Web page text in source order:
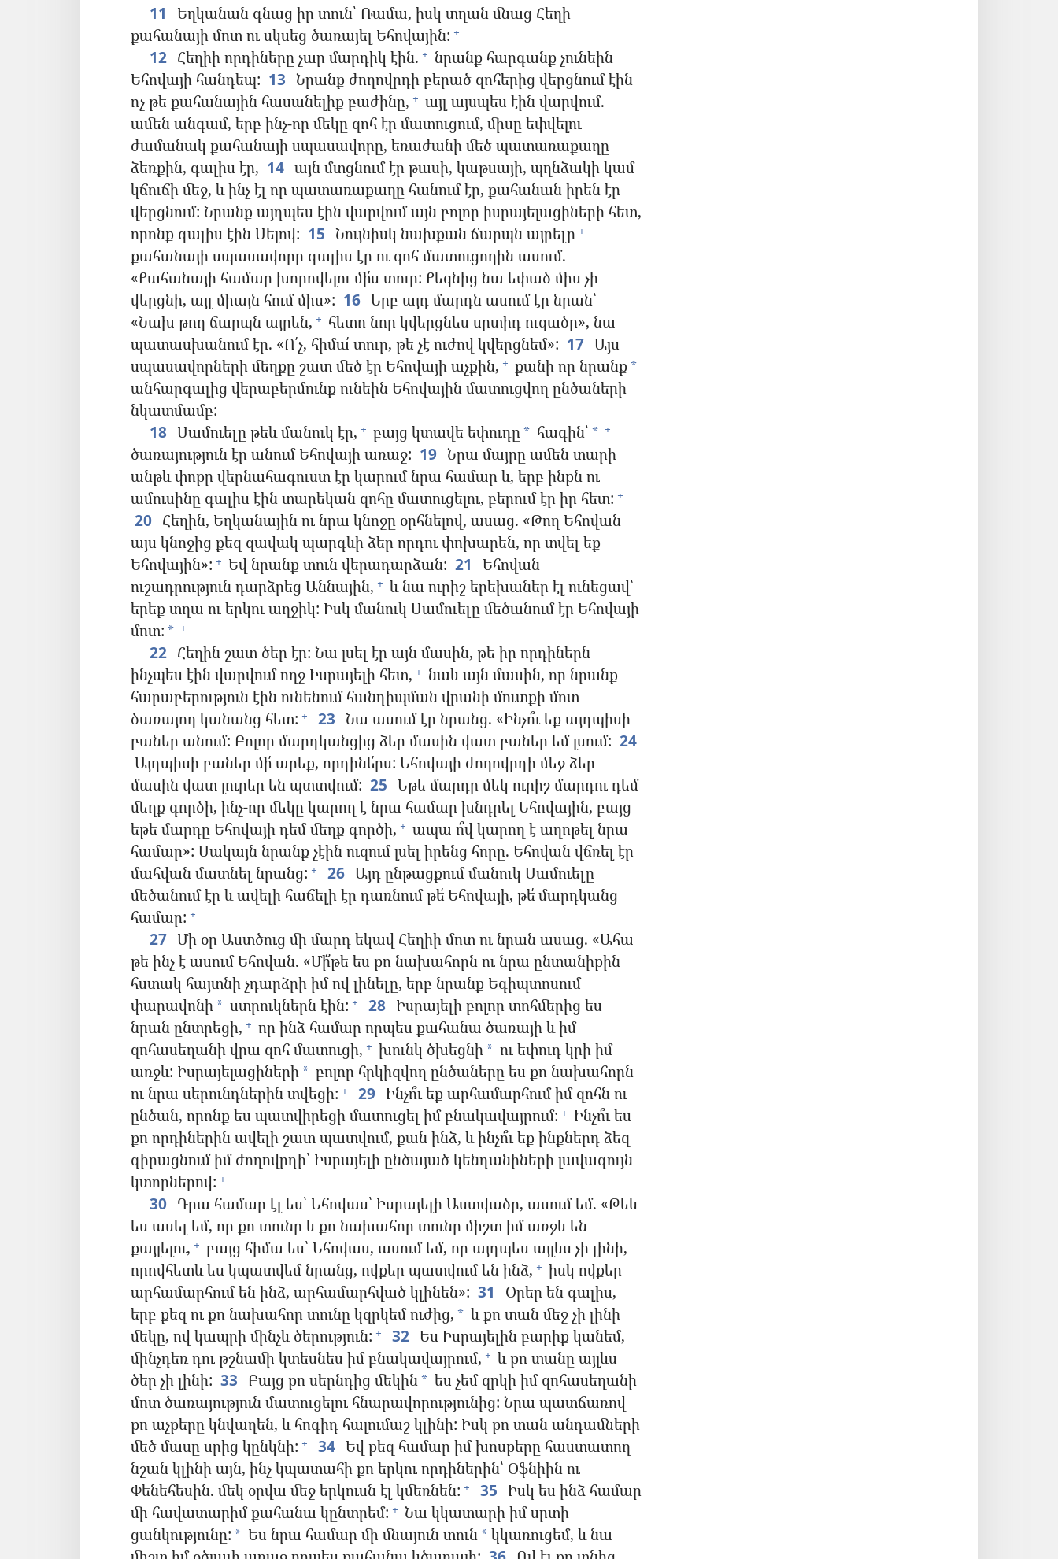
11
Եղկանան գնաց իր տուն՝ Ռամա, իսկ տղան մնաց Հեղի
քահանայի մոտ ու սկսեց ծառայել Եհովային: +
12 Հեղիի որդիները չար մարդիկ էին. + նրանք հարգանք չունեին
Եհովայի հանդեպ: 13 Նրանք ժողովրդի բերած զոհերից վերցնում էին
ոչ թե քահանային հասանելիք բաժինը, + այլ այսպես էին վարվում.
ամեն անգամ, երբ ինչ-որ մեկը զոհ էր մատուցում, միսը եփվելու
ժամանակ քահանայի սպասավորը, եռաժանի մեծ պատառաքաղը
ձեռքին, գալիս էր, 14 այն մտցնում էր թասի, կաթսայի, պղնձակի կամ
կճուճի մեջ, և ինչ էլ որ պատառաքաղը հանում էր, քահանան իրեն էր
վերցնում: Նրանք այդպես էին վարվում այն բոլոր իսրայելացիների հետ,
որոնք գալիս էին Սելով: 15 Նույնիսկ նախքան ճարպն այրելը +
քահանայի սպասավորը գալիս էր ու զոհ մատուցողին ասում.
«Քահանայի համար խորովելու մի՛ս տուր: Քեզնից նա եփած միս չի
վերցնի, այլ միայն հում միս»: 16 Երբ այդ մարդն ասում էր նրան՝
«Նախ թող ճարպն այրեն, + հետո նոր կվերցնես սրտիդ ուզածը», նա
պատասխանում էր. «Ո՛չ, հիմա՛ տուր, թե չէ ուժով կվերցնեմ»: 17 Այս
սպասավորների մեղքը շատ մեծ էր Եհովայի աչքին, + քանի որ նրանք *
անհարգալից վերաբերմունք ունեին Եհովային մատուցվող ընծաների
նկատմամբ:
18 Սամուելը թեև մանուկ էր, + բայց կտավե եփուդը* հագին՝ * +
ծառայություն էր անում Եհովայի առաջ: 19 Նրա մայրը ամեն տարի
անթև փոքր վերնահագուստ էր կարում նրա համար և, երբ ինքն ու
ամուսինը գալիս էին տարեկան զոհը մատուցելու, բերում էր իր հետ: +
20 Հեղին, Եղկանային ու նրա կնոջը օրհնելով, ասաց. «Թող Եհովան
այս կնոջից քեզ զավակ պարգևի ձեր որդու փոխարեն, որ տվել եք
Եհովային»: + Եվ նրանք տուն վերադարձան: 21
Եհովան
ուշադրություն դարձրեց Աննային, + և նա ուրիշ երեխաներ էլ ունեցավ՝
երեք տղա ու երկու աղջիկ: Իսկ մանուկ Սամուելը մեծանում էր Եհովայի
մոտ: * +
22 Հեղին շատ ծեր էր: Նա լսել էր այն մասին, թե իր որդիներն
ինչպես էին վարվում ողջ Իսրայելի հետ, + նաև այն մասին, որ նրանք
հարաբերություն էին ունենում հանդիպման վրանի մուտքի մոտ
ծառայող կանանց հետ: + 23 Նա ասում էր նրանց. «Ինչո՞ւ եք այդպիսի
բաներ անում: Բոլոր մարդկանցից ձեր մասին վատ բաներ եմ լսում: 24
Այդպիսի բաներ մի՛ արեք, որդինե՛րս: Եհովայի ժողովրդի մեջ ձեր
մասին վատ լուրեր են պտտվում: 25 Եթե մարդը մեկ ուրիշ մարդու դեմ
մեղք գործի, ինչ-որ մեկը կարող է նրա համար խնդրել Եհովային, բայց
եթե մարդը Եհովայի դեմ մեղք գործի, + ապա ո՞վ կարող է աղոթել նրա
համար»: Սակայն նրանք չէին ուզում լսել իրենց հորը. Եհովան վճռել էր
մահվան մատնել նրանց: + 26 Այդ ընթացքում մանուկ Սամուելը
մեծանում էր և ավելի հաճելի էր դառնում թե՛ Եհովայի, թե՛ մարդկանց
համար: +
27 Մի օր Աստծուց մի մարդ եկավ Հեղիի մոտ ու նրան ասաց. «Ահա
թե ինչ է ասում Եհովան. «Մի՞թե ես քո նախահորն ու նրա ընտանիքին
հստակ հայտնի չդարձրի իմ ով լինելը, երբ նրանք Եգիպտոսում
փարավոնի* ստրուկներն էին: + 28 Իսրայելի բոլոր տոհմերից ես
նրան ընտրեցի, + որ ինձ համար որպես քահանա ծառայի և իմ
զոհասեղանի վրա զոհ մատուցի, + խունկ ծխեցնի* ու եփուդ կրի իմ
առջև: Իսրայելացիների* բոլոր հրկիզվող ընծաները ես քո նախահորն
ու նրա սերունդներին տվեցի: + 29 Ինչո՞ւ եք արհամարհում իմ զոհն ու
ընծան, որոնք ես պատվիրեցի մատուցել իմ բնակավայրում: + Ինչո՞ւ ես
քո որդիներին ավելի շատ պատվում, քան ինձ, և ինչո՞ւ եք ինքներդ ձեզ
գիրացնում իմ ժողովրդի՝ Իսրայելի ընծայած կենդանիների լավագույն
կտորներով: +
30 Դրա համար էլ ես՝ Եհովաս՝ Իսրայելի Աստվածը, ասում եմ. «Թեև
ես ասել եմ, որ քո տունը և քո նախահոր տունը միշտ իմ առջև են
քայլելու, + բայց հիմա ես՝ Եհովաս, ասում եմ, որ այդպես այլևս չի լինի,
որովհետև ես կպատվեմ նրանց, ովքեր պատվում են ինձ, + իսկ ովքեր
արհամարհում են ինձ, արհամարհված կլինեն»: 31
Օրեր են գալիս,
երբ քեզ ու քո նախահոր տունը կզրկեմ ուժից, * և քո տան մեջ չի լինի
մեկը, ով կապրի մինչև ծերություն: + 32 Ես Իսրայելին բարիք կանեմ,
մինչդեռ դու թշնամի կտեսնես իմ բնակավայրում, + և քո տանը այլևս
ծեր չի լինի: 33 Բայց քո սերնդից մեկին* ես չեմ զրկի իմ զոհասեղանի
մոտ ծառայություն մատուցելու հնարավորությունից: Նրա պատճառով
քո աչքերը կնվաղեն, և հոգիդ հալումաշ կլինի: Իսկ քո տան անդամների
մեծ մասը սրից կընկնի: + 34 Եվ քեզ համար իմ խոսքերը հաստատող
նշան կլինի այն, ինչ կպատահի քո երկու որդիներին՝ Օֆնիին ու
Փենեհեսին. մեկ օրվա մեջ երկուսն էլ կմեռնեն: + 35 Իսկ ես ինձ համար
մի հավատարիմ քահանա կընտրեմ: + Նա կկատարի իմ սրտի
ցանկությունը: * Ես նրա համար մի մնայուն տուն* կկառուցեմ, և նա